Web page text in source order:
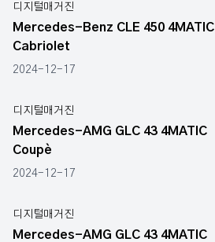
디지털매거진
Mercedes-Benz CLE 450 4MATIC
Cabriolet
2024-12-17
디지털매거진
Mercedes-AMG GLC 43 4MATIC
Coupè
2024-12-17
디지털매거진
Mercedes-AMG GLC 43 4MATIC